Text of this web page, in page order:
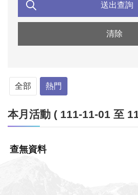
全部 熱門
本月活動 ( 111-11-01 至
查無資料